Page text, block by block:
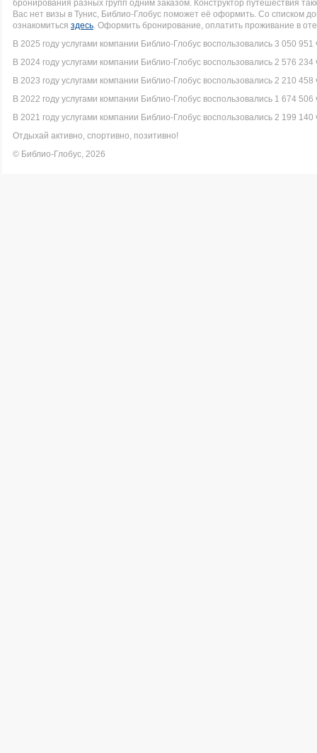
бронирования разных групп одним заказом. Конструктор путешествия
Вас нет визы в Тунис, Библио-Глобус поможет её оформить. Со
ознакомиться здесь. Оформить бронирование, оплатить проживание в
В 2025 году услугами компании Библио-Глобус воспользовались 3 050 951
В 2024 году услугами компании Библио-Глобус воспользовались 2 576 234
В 2023 году услугами компании Библио-Глобус воспользовались 2 210 458
В 2022 году услугами компании Библио-Глобус воспользовались 1 674 506
В 2021 году услугами компании Библио-Глобус воспользовались 2 199 140
Отдыхай активно, спортивно, позитивно!
© Библио-Глобус, 2026